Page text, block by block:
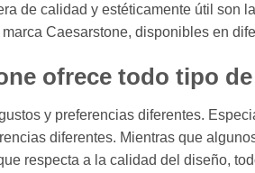
de calidad y estéticamente útil son
Caesarstone, disponibles en
ofrece todo tipo
y preferencias diferentes.
diferentes. Mientras que
respecta a la calidad del diseño,